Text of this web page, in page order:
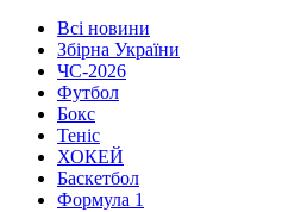
Всі новини
Збірна України
ЧС-2026
Футбол
Бокс
Теніс
ХОКЕЙ
Баскетбол
Формула 1